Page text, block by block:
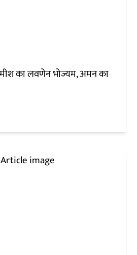
का लवणेन भोज्यम, अमन का